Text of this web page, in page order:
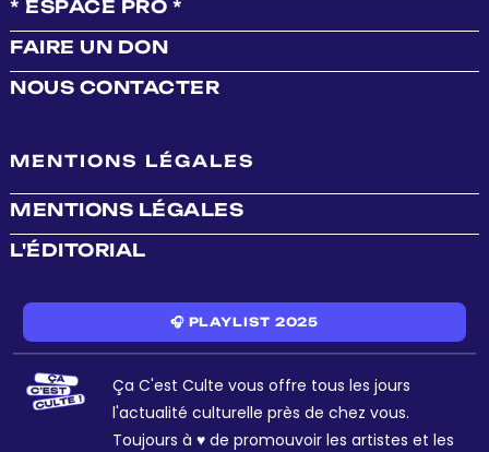
* ESPACE PRO *
FAIRE UN DON
NOUS CONTACTER
MENTIONS LÉGALES
MENTIONS LÉGALES
L'ÉDITORIAL
🎧 PLAYLIST 2025
Ça C'est Culte vous offre tous les jours
l'actualité culturelle près de chez vous.
Toujours à ♥ de promouvoir les artistes et les